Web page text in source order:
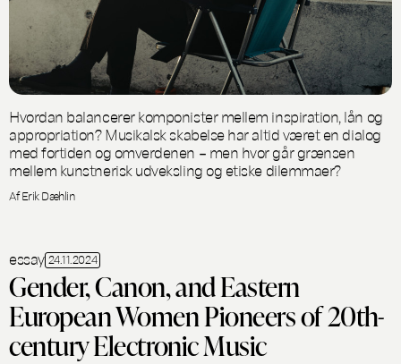
Hvordan balancerer komponister mellem inspiration, lån og
appropriation? Musikalsk skabelse har altid været en dialog
med fortiden og omverdenen – men hvor går grænsen
mellem kunstnerisk udveksling og etiske dilemmaer?
Af Erik Dæhlin
essay 24.11.2024
Gender, Canon, and Eastern
European Women Pioneers of 20th-
century Electronic Music